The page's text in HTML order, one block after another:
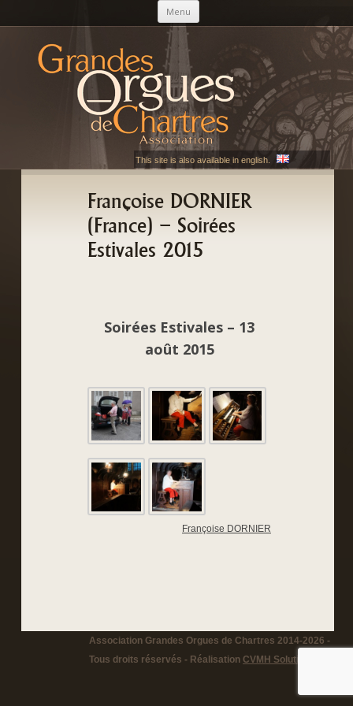
Menu Aller au contenu principal
AGOC
Les Grandes Orgues de Chartres
This site is also available in english.
Françoise DORNIER
(France) – Soirées
Estivales 2015
Soirées Estivales – 13
août 2015
Françoise DORNIER
Association Grandes Orgues de Chartres 2014-2026 -
Tous droits réservés - Réalisation CVMH Solutions